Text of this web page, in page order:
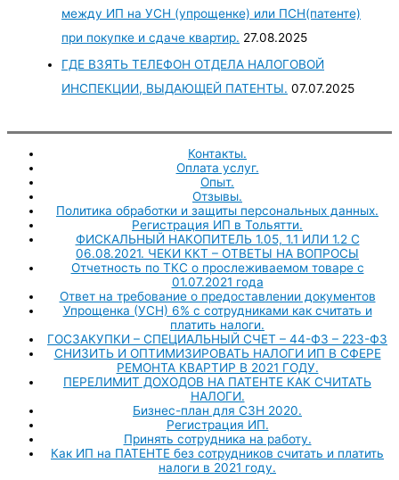
между ИП на УСН (упрощенке) или ПСН(патенте)
при покупке и сдаче квартир. 27.08.2025
ГДЕ ВЗЯТЬ ТЕЛЕФОН ОТДЕЛА НАЛОГОВОЙ
ИНСПЕКЦИИ, ВЫДАЮЩЕЙ ПАТЕНТЫ. 07.07.2025
Контакты.
Оплата услуг.
Опыт.
Отзывы.
Политика обработки и защиты персональных данных.
Регистрация ИП в Тольятти.
ФИСКАЛЬНЫЙ НАКОПИТЕЛЬ 1.05, 1.1 ИЛИ 1.2 С
06.08.2021. ЧЕКИ ККТ – ОТВЕТЫ НА ВОПРОСЫ
Отчетность по ТКС о прослеживаемом товаре с
01.07.2021 года
Ответ на требование о предоставлении документов
Упрощенка (УСН) 6% с сотрудниками как считать и
платить налоги.
ГОСЗАКУПКИ – СПЕЦИАЛЬНЫЙ СЧЕТ – 44-ФЗ – 223-ФЗ
СНИЗИТЬ И ОПТИМИЗИРОВАТЬ НАЛОГИ ИП В СФЕРЕ
РЕМОНТА КВАРТИР В 2021 ГОДУ.
ПЕРЕЛИМИТ ДОХОДОВ НА ПАТЕНТЕ КАК СЧИТАТЬ
НАЛОГИ.
Бизнес-план для СЗН 2020.
Регистрация ИП.
Принять сотрудника на работу.
Как ИП на ПАТЕНТЕ без сотрудников считать и платить
налоги в 2021 году.